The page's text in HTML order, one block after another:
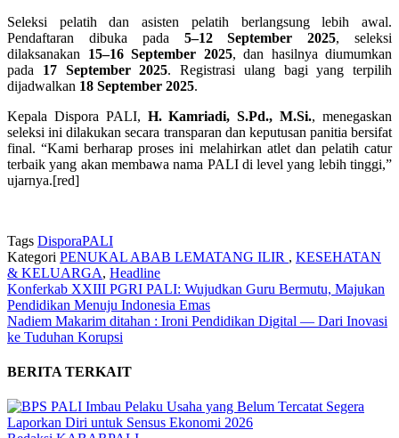
Seleksi pelatih dan asisten pelatih berlangsung lebih awal.
Pendaftaran dibuka pada 5–12 September 2025, seleksi
dilaksanakan 15–16 September 2025, dan hasilnya diumumkan
pada 17 September 2025. Registrasi ulang bagi yang terpilih
dijadwalkan 18 September 2025.
Kepala Dispora PALI, H. Kamriadi, S.Pd., M.Si., menegaskan
seleksi ini dilakukan secara transparan dan keputusan panitia bersifat
final. “Kami berharap proses ini melahirkan atlet dan pelatih catur
terbaik yang akan membawa nama PALI di level yang lebih tinggi,”
ujarnya.[red]
Tags DisporaPALI
Kategori PENUKAL ABAB LEMATANG ILIR , KESEHATAN
& KELUARGA, Headline
Konferkab XXIII PGRI PALI: Wujudkan Guru Bermutu, Majukan
Pendidikan Menuju Indonesia Emas
Nadiem Makarim ditahan : Ironi Pendidikan Digital — Dari Inovasi
ke Tuduhan Korupsi
BERITA TERKAIT